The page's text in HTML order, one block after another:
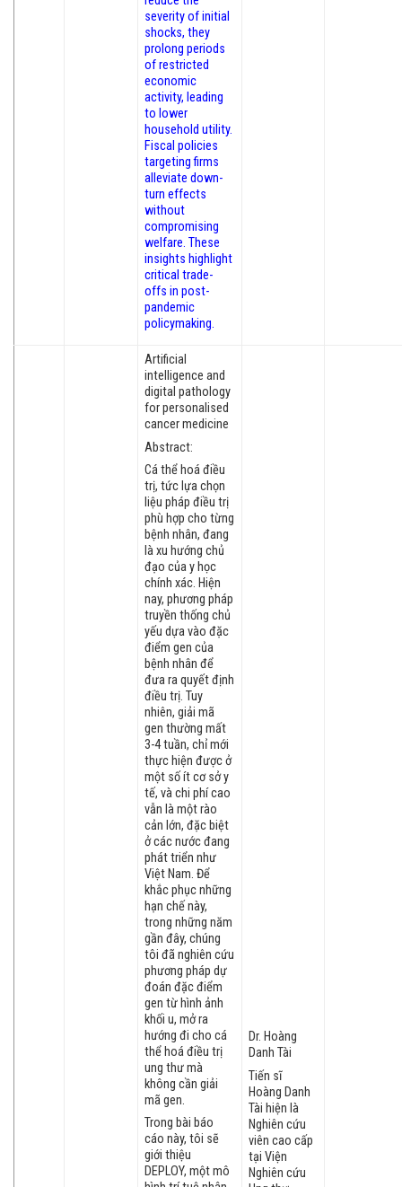
severity of initial
shocks, they
prolong periods
of restricted
economic
activity, leading
to lower
household utility.
Fiscal policies
targeting firms
alleviate down-
turn effects
without
compromising
welfare. These
insights highlight
critical trade-
offs in post-
pandemic
policymaking.
Artificial
intelligence and
digital pathology
for personalised
cancer medicine
Abstract:
Cá thể hoá điều
trị, tức lựa chọn
liệu pháp điều trị
phù hợp cho từng
bệnh nhân, đang
là xu hướng chủ
đạo của y học
chính xác. Hiện
nay, phương pháp
truyền thống chủ
yếu dựa vào đặc
điểm gen của
bệnh nhân để
đưa ra quyết định
điều trị. Tuy
nhiên, giải mã
gen thường mất
3-4 tuần, chỉ mới
thực hiện được ở
một số ít cơ sở y
tế, và chi phí cao
vẫn là một rào
cản lớn, đặc biệt
ở các nước đang
phát triển như
Việt Nam. Để
khắc phục những
hạn chế này,
trong những năm
gần đây, chúng
tôi đã nghiên cứu
phương pháp dự
đoán đặc điểm
gen từ hình ảnh
khối u, mở ra
hướng đi cho cá
thể hoá điều trị
ung thư mà
không cần giải
mã gen.
Trong bài báo
cáo này, tôi sẽ
giới thiệu
DEPLOY, một mô
Dr. Hoàng
Danh Tài
Tiến sĩ
Hoàng Danh
Tài hiện là
Nghiên cứu
viên cao cấp
tại Viện
Nghiên cứu